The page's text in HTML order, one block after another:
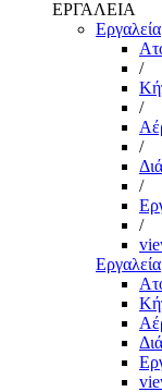
ΕΡΓΑΛΕΙΑ
Εργαλεία
/
/
/
/
/
Εργαλεία